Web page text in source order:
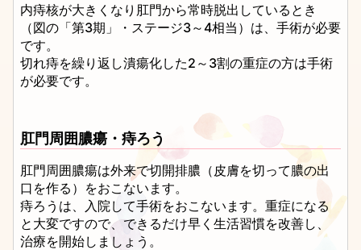
内痔核が大きくなり肛門から常時脱出しているとき
（図の「第3期」・ステージ3～4相当）は、手術が必要
です。
切れ痔を繰り返し潰瘍化した2～3割の重症の方は手術
が必要です。
肛門周囲膿瘍・痔ろう
肛門周囲膿瘍は外来で切開排膿（皮膚を切って膿の出
口を作る）をおこないます。
痔ろうは、入院して手術をおこないます。重症になる
と大変ですので、できるだけ早く生活習慣を改善し、
治療を開始しましょう。